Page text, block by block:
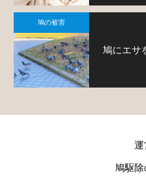
鳩の被害
鳩にエサ
運
鳩駆除